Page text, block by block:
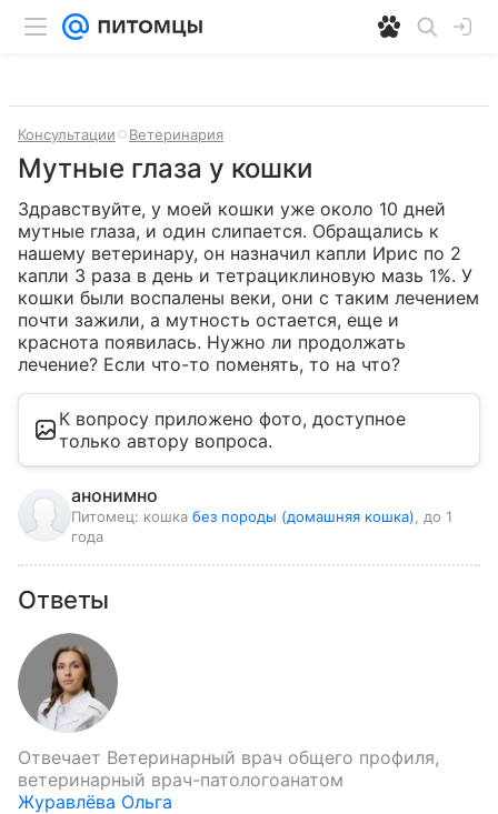
Консультации Ветеринария
Мутные глаза у кошки
Здравствуйте, у моей кошки уже около 10 дней
мутные глаза, и один слипается. Обращались к
нашему ветеринару, он назначил капли Ирис по 2
капли 3 раза в день и тетрациклиновую мазь 1%. У
кошки были воспалены веки, они с таким лечением
почти зажили, а мутность остается, еще и
краснота появилась. Нужно ли продолжать
лечение? Если что-то поменять, то на что?
К вопросу приложено фото, доступное
только автору вопроса.
анонимно
Питомец: кошка без породы (домашняя кошка) , до 1
года
Ответы
Отвечает Ветеринарный врач общего профиля,
ветеринарный врач-патологоанатом
Журавлёва Ольга